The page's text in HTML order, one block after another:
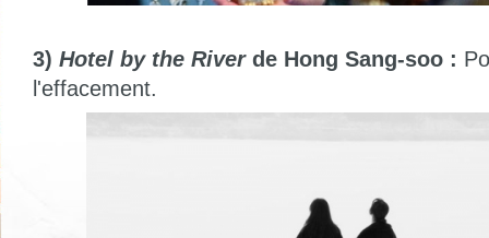
3) Hotel by the Riverde Hong Sang-soo :
l'effacement.